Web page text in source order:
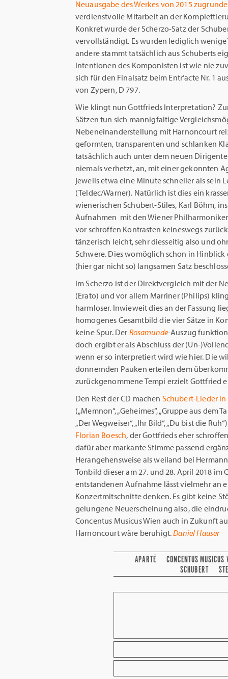
Neuausgabe des Werkes von 2015 zugrunde
verdienstvolle Mitarbeit an der
Konkret wurde der Scherzo-Satz der
vervollständigt. Es wurden lediglich wenige
andere stammt tatsächlich aus Schuberts
Intentionen des Komponisten ist wie nie
sich für den Finalsatz beim Entr’acte Nr. 1
von Zypern, D 797.
Wie klingt nun Gottfrieds Interpretation?
Sätzen tun sich mannigfaltige
Nebeneinanderstellung mit Harnoncourt
geformten, transparenten und schlanken
tatsächlich auch unter dem neuen
niemals verhetzt, an, mit einer gekonnten
jeweils etwa eine Minute schneller als sein
(Teldec/Warner). Natürlich ist dies ein
wienerischen Schubert-Stiles, Karl Böhm,
Aufnahmen mit den Wiener
vor schroffen Kontrasten keineswegs
tänzerisch leicht, sehr diesseitig also und
Schwere. Dies womöglich schon in
(hier gar nicht so) langsamen Satz
Im Scherzo ist der Direktvergleich mit der
(Erato) und vor allem Marriner (Philips)
harmloser. Inwieweit dies an der Fassung
homogenes Gesamtbild die vier Sätze in
keine Spur. Der Rosamunde-Auszug
doch ergibt er als Abschluss der (Un-
wenn er so interpretiert wird wie hier. Die
donnernden Pauken erteilen dem
zurückgenommene Tempi erzielt Gottfried
Den Rest der CD machen Schubert-Lieder
(„Memnon“, „Geheimes“, „Gruppe aus dem
„Der Wegweiser“, „Ihr Bild“, „Du bist die
Florian Boesch, der Gottfrieds eher
dafür aber markante Stimme passend
Herangehensweise als weiland bei
Tonbild dieser am 27. und 28. April 2018 im
entstandenen Aufnahme lässt vielmehr an
Konzertmitschnitte denken. Es gibt keine
gelungene Neuerscheinung also, die
Concentus Musicus Wien auch in Zukunft
Harnoncourt wäre beruhigt.Daniel Hauser
APARTÉ
CONCENTUS MUSICUS
SCHUBERT